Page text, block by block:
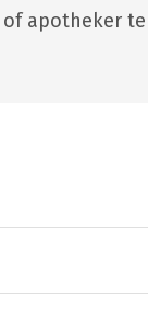
apotheker